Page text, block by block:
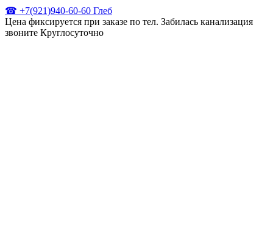
☎ +7(921)940-60-60 Глеб
Цена фиксируется при заказе по тел. Забилась канализация
звоните Круглосуточно